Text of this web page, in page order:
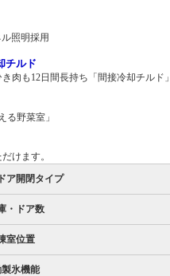
照明採用
チルド
肉も12日間長持ち「間接冷却チルド」
野菜室」
けます。
ア開閉タイプ
・ドア数
室位置
製氷機能